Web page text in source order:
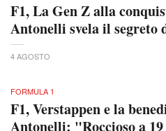
F1, La Gen Z alla
Antonelli svela il segreto
4 AGOSTO
FORMULA 1
F1, Verstappen e la
Antonelli: "Roccioso a